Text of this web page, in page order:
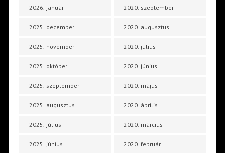
2026. január
2025. december
2025. november
2025. október
2025. szeptember
2025. augusztus
2025. július
2025. június
2020. szeptember
2020. augusztus
2020. július
2020. június
2020. május
2020. április
2020. március
2020. február